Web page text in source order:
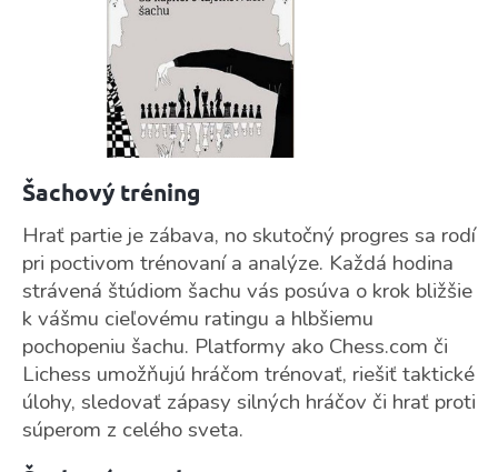
Šachový tréning
Hrať partie je zábava, no skutočný progres sa rodí
pri poctivom trénovaní a analýze. Každá hodina
strávená štúdiom šachu vás posúva o krok bližšie
k vášmu cieľovému ratingu a hlbšiemu
pochopeniu šachu. Platformy ako Chess.com či
Lichess umožňujú hráčom trénovať, riešiť taktické
úlohy, sledovať zápasy silných hráčov či hrať proti
súperom z celého sveta.